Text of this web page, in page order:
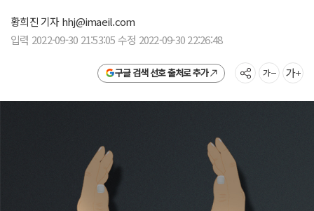
황희진 기자hhj@imaeil.com
입력 2022-09-30 21:53:05 수정 2022-09-30 22:26:48
구글 검색 선호 출처로 추가